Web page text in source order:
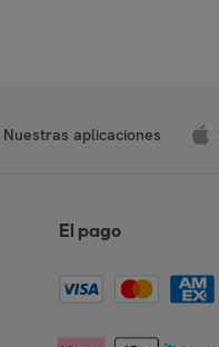
Nuestras aplicaciones
El pago